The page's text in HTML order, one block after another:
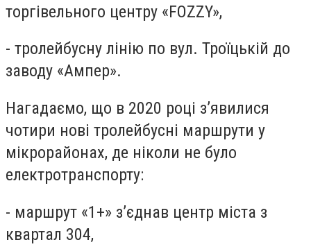
торгівельного центру «FOZZY»,
- тролейбусну лінію по вул. Троїцькій до
заводу «Ампер».
Нагадаємо, що в 2020 році з’явилися
чотири нові тролейбусні маршрути у
мікрорайонах, де ніколи не було
електротранспорту:
- маршрут «1+» з’єднав центр міста з
квартал 304,